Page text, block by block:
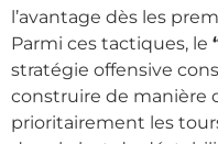
l’avantage dès les
Parmi ces tactiques, le
stratégie offensive
construire de manière
prioritairement les